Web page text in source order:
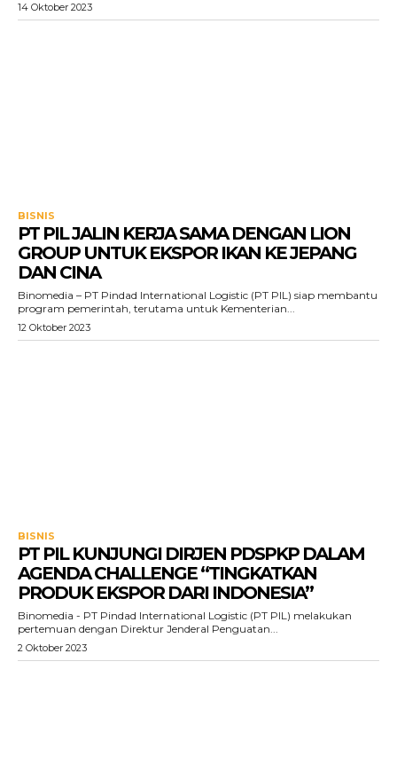
14 Oktober 2023
BISNIS
PT PIL JALIN KERJA SAMA DENGAN LION
GROUP UNTUK EKSPOR IKAN KE JEPANG
DAN CINA
Binomedia – PT Pindad International Logistic (PT PIL) siap membantu
program pemerintah, terutama untuk Kementerian...
12 Oktober 2023
BISNIS
PT PIL KUNJUNGI DIRJEN PDSPKP DALAM
AGENDA CHALLENGE “TINGKATKAN
PRODUK EKSPOR DARI INDONESIA”
Binomedia - PT Pindad International Logistic (PT PIL) melakukan
pertemuan dengan Direktur Jenderal Penguatan...
2 Oktober 2023